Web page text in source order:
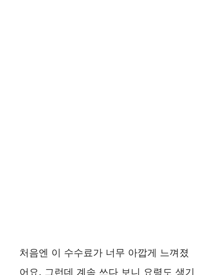
처음엔 이 수수료가 너무 아깝게 느껴졌
어요. 그런데 계속 쓰다 보니 요령도 생기